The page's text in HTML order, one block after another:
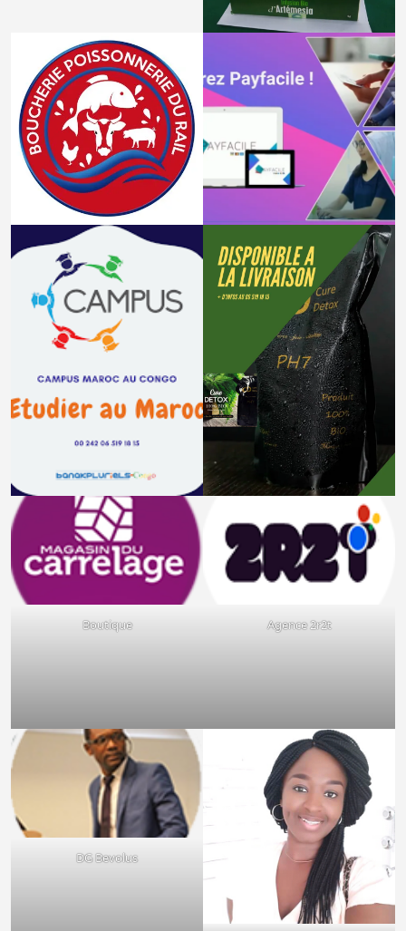
Boutique Agence 2r2t
DG Bevolus